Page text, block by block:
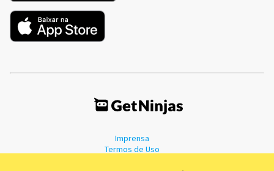
Imprensa
Termos de Uso